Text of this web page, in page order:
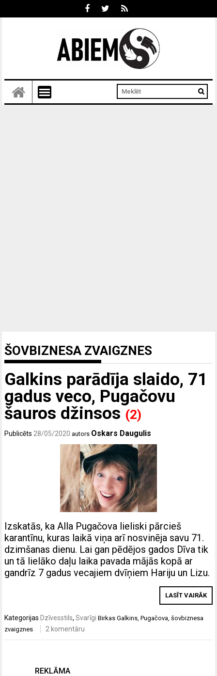
ŠOVBIZNESA ZVAIGZNES
Galkins parādīja slaido, 71
gadus veco, Pugačovu
šauros džinsos (2)
Publicēts 28/05/2020 autors Oskars Daugulis
Izskatās, ka Alla Pugačova lieliski pārcieš
karantīnu, kuras laikā viņa arī nosvinēja savu 71.
dzimšanas dienu. Lai gan pēdējos gados Dīva tik
un tā lielāko daļu laika pavada mājās kopā ar
gandrīz 7 gadus vecajiem dvīņiem Hariju un Lizu.
LASĪT VAIRĀK
Kategorijas Dzīvesstils,Svarīgi BirkasGalkins,Pugačova,šovbiznesa
zvaigznes
2 komentāru
REKLĀMA